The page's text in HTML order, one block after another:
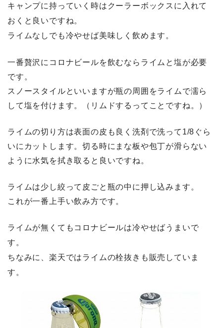
キャンプに持っていく時はクーラーボックスに入れて
おくと良いですね。
ライムなしでも冷やせば美味しく飲めます。
一番贅沢にコロナビールを飲むならライムと塩が必要
です。
スノースタイルといいますが瓶の周囲をライムで濡ら
して塩を付けます。（リムドするってことですね。）
ライムの切り方は表面の皮も良く洗剤で洗って1/8ぐら
いにカットします。切る時にまな板や包丁が滑らない
ように水気を拭き取ると良いですね。
ライムは少し絞って皮ごと瓶の中に押し込みます。
これが一番上手い飲み方です。
ライムが無くてもコロナビールは冷やせばうまいで
す。
ちなみに、楽天ではライムの栓抜きも販売していま
す。